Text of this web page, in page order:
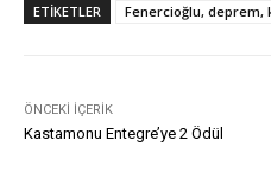
ETIKETLER Fenercioğlu, deprem,
ÖNCEKI İÇERIK
Kastamonu Entegre’ye 2 Ödül